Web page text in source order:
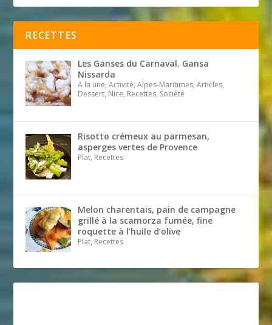
RECETTES
Les Ganses du Carnaval. Gansa
Nissarda
A la une, Activité, Alpes-Maritimes, Articles,
Dessert, Nice, Recettes, Société
Risotto crémeux au parmesan,
asperges vertes de Provence
Plat, Recettes
Melon charentais, pain de campagne
grillé à la scamorza fumée, fine
roquette à l’huile d’olive
Plat, Recettes